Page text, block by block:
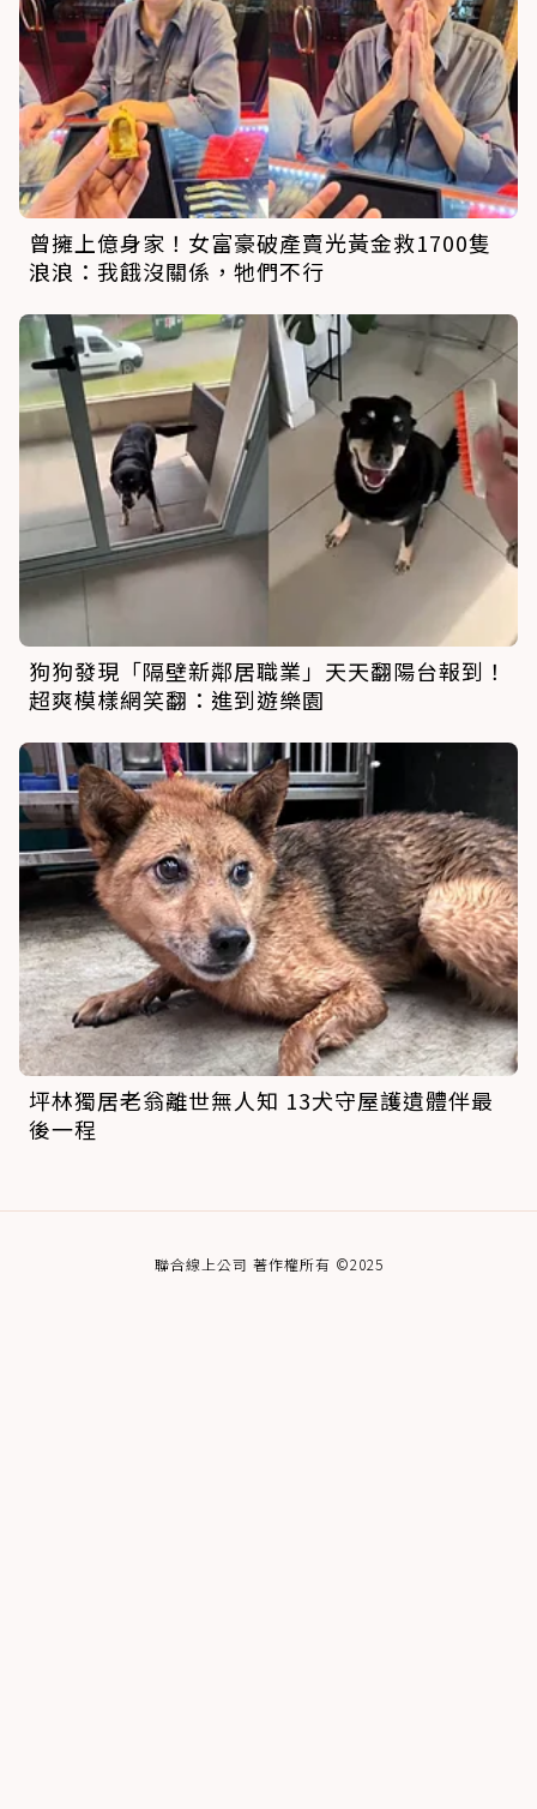
曾擁上億身家！女富豪破產賣光黃金救1700隻
浪浪：我餓沒關係，牠們不行
狗狗發現「隔壁新鄰居職業」天天翻陽台報到！
超爽模樣網笑翻：進到遊樂園
坪林獨居老翁離世無人知 13犬守屋護遺體伴最
後一程
聯合線上公司 著作權所有 ©2025